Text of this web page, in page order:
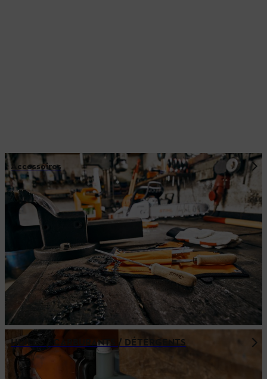
Accessoires
HUILES / CARBURANTS / DÉTERGENTS